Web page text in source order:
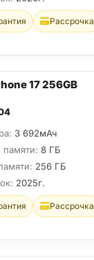
Рассрочка
17 256GB
3 692мАч
8 ГБ
256 ГБ
2025г.
Рассрочка